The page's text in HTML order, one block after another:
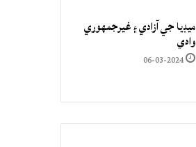
ميڊيا جي آزادي ۽ غيرجمھوري
وادي
06-03-2024